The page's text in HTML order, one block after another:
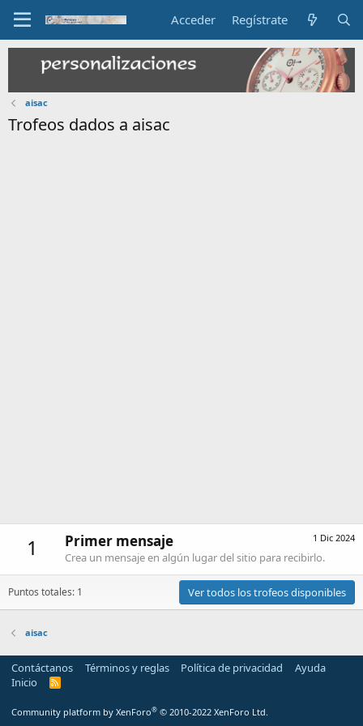
Acceder Regístrate
aisac
Trofeos dados a aisac
1 1 Dic 2024
Primer mensaje
Crea un mensaje en algún lugar del sitio para recibirlo.
Puntos totales: 1 Ver todos los trofeos disponibles
aisac
Contáctanos Términos y reglas Política de privacidad
Ayuda
Inicio
R
Community platform by XenForo® © 2010-2022 XenForo Ltd.